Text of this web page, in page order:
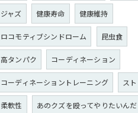
ジャズ 健康寿命 健康維持
ロコモティブシンドローム 昆虫食
高タンパク コーディネーション
コーディネーショントレーニング ス
柔軟性 あのクズを殴ってやりたいんだ